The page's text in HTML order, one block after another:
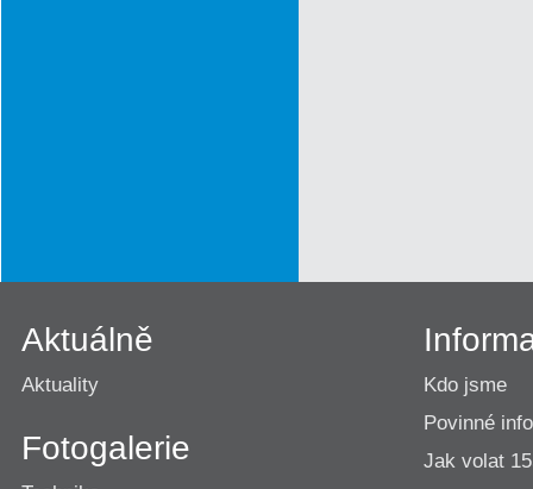
Aktuálně
Aktuality
Fotogalerie
Kdo jsme
Povinné
Jak volat